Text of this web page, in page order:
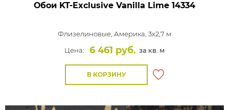
Обои KT-Exclusive Vanilla Lime 14334
Флизелиновые, Америка, 3x2,7 м
Цена:
6 461 руб. за кв. м
В КОРЗИНУ